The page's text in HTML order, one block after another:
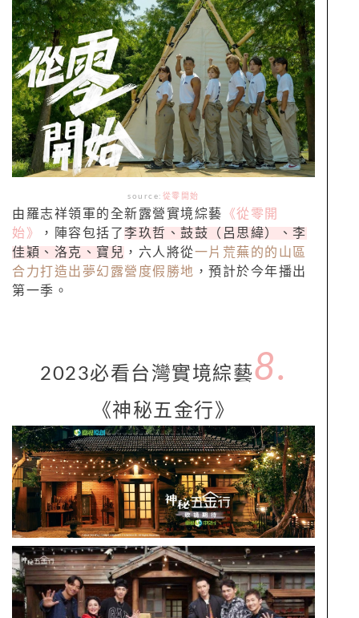
source: 從零開始
由羅志祥領軍的全新露營實境綜藝 《從零開
始》
，陣容包括了 李玖哲、鼓鼓（呂思緯）、李
佳穎、洛克、寶兒 ，六人將從一片荒蕪的的山區
合力打造出夢幻露營度假勝地 ，預計於今年播出
第一季。
2023必看台灣實境綜藝8.
《神秘五金行》